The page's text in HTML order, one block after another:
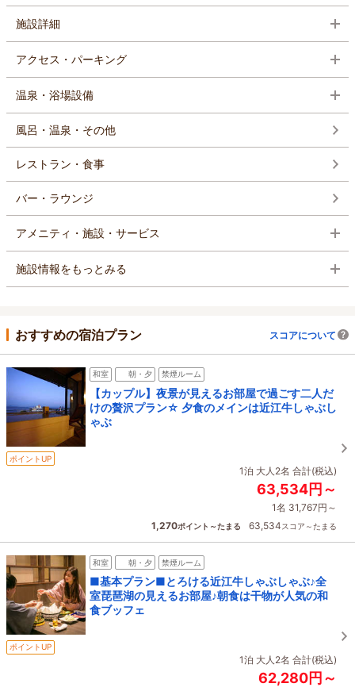
施設詳細
アクセス・パーキング
温泉・浴場設備
風呂・温泉・その他
レストラン・食事
バー・ラウンジ
アメニティ・施設・サービス
施設情報をもっとみる
おすすめの宿泊プラン スコアについて
和室 朝・夕 禁煙ルーム
【カップル】夜景が見えるお部屋で過ごす二人だ
けの贅沢プラン☆ 夕食のメインは近江牛しゃぶし
ゃぶ
ポイントUP
1泊 大人2名 合計(税込)
63,534円～
1名 31,767円～
1,270ポイント～たまる 63,534スコア～たまる
和室 朝・夕 禁煙ルーム
■基本プラン■とろける近江牛しゃぶしゃぶ♪全
室琵琶湖の見えるお部屋♪朝食は干物が人気の和
食ブッフェ
ポイントUP
1泊 大人2名 合計(税込)
62,280円～